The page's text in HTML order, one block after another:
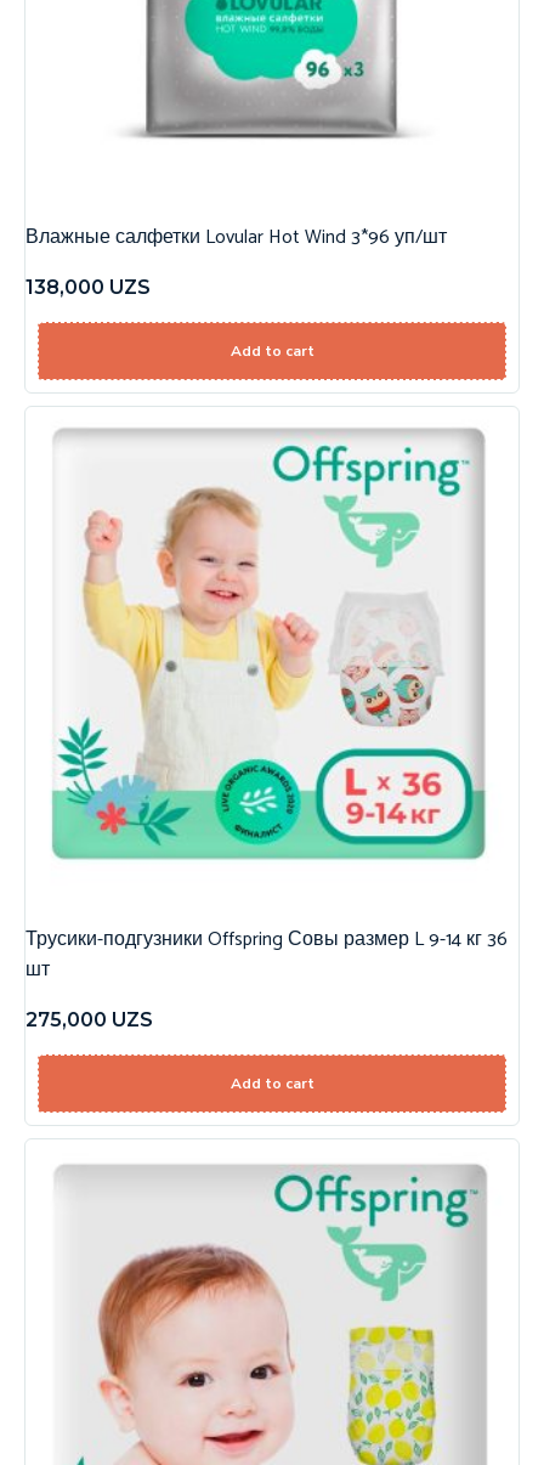
Влажные салфетки Lovular Hot Wind 3*96 уп/шт
138,000 UZS
Add to cart
Трусики-подгузники Offspring Совы размер L 9-14 кг 36
шт
275,000 UZS
Add to cart